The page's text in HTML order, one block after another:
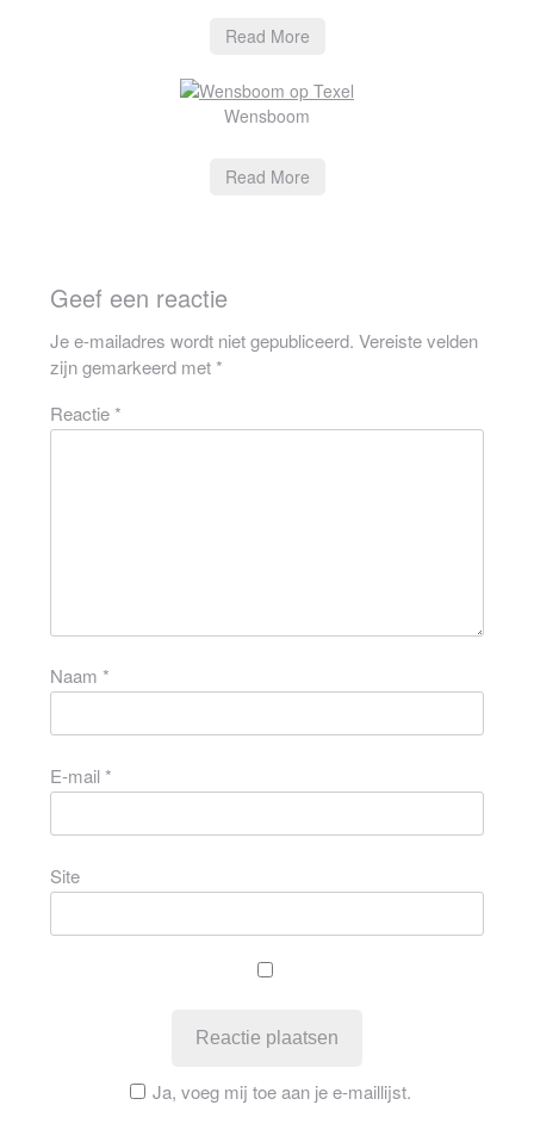
Read More
Wensboom
Read More
Geef een reactie
Je e-mailadres wordt niet gepubliceerd. Vereiste velden
zijn gemarkeerd met*
Reactie*
Naam*
E-mail*
Site
Ja, voeg mij toe aan je e-maillijst.